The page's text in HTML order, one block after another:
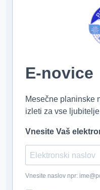
E-novice
Mesečne planinske
izleti za vse
Vnesite Vaš
Vnesite naslov npr: